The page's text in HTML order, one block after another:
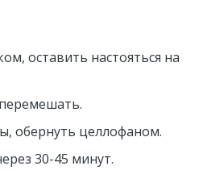
оставить настояться на
обернуть целлофаном.
30-45 минут.